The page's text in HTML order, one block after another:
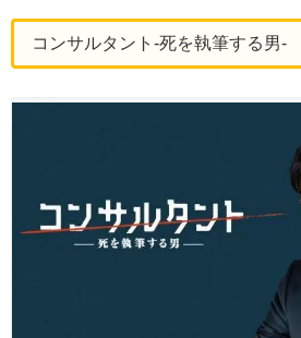
コンサルタント-死を執筆する男-